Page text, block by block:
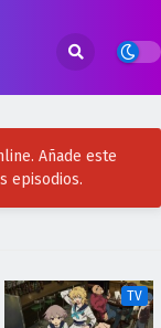
Añade este
episodios.
TV